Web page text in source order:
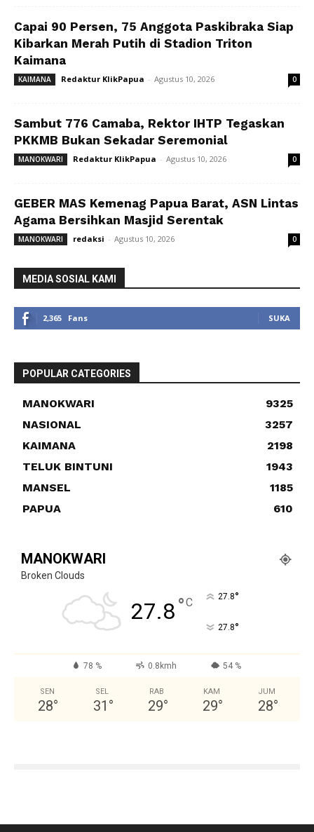
Capai 90 Persen, 75 Anggota Paskibraka Siap
Kibarkan Merah Putih di Stadion Triton
Kaimana
KAIMANA Redaktur KlikPapua - Agustus 10, 2026 0
Sambut 776 Camaba, Rektor IHTP Tegaskan
PKKMB Bukan Sekadar Seremonial
MANOKWARI Redaktur KlikPapua - Agustus 10, 2026 0
GEBER MAS Kemenag Papua Barat, ASN Lintas
Agama Bersihkan Masjid Serentak
MANOKWARI redaksi - Agustus 10, 2026 0
MEDIA SOSIAL KAMI
2,365 Fans SUKA
POPULAR CATEGORIES
MANOKWARI
9325
NASIONAL
3257
KAIMANA
2198
TELUK BINTUNI
1943
MANSEL
1185
PAPUA
610
MANOKWARI
Broken Clouds
27.8°C 27.8°
27.8°
78 % 0.8kmh 54 %
SEN
28°
SEL
31 °
RAB
29°
KAM
29°
JUM
28°